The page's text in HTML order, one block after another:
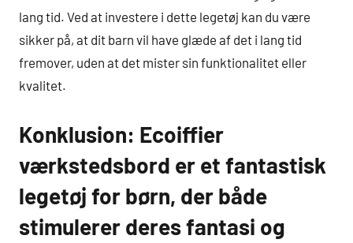
lang tid. Ved at investere i dette legetøj kan du være
sikker på, at dit barn vil have glæde af det i lang tid
fremover, uden at det mister sin funktionalitet eller
kvalitet.
Konklusion: Ecoiffier
værkstedsbord er et fantastisk
legetøj for børn, der både
stimulerer deres fantasi og